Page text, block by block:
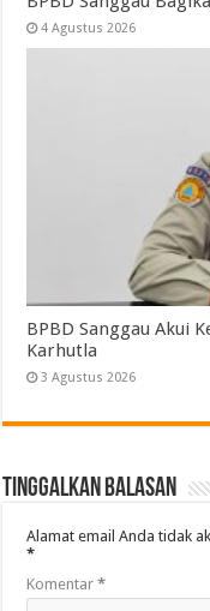
4 Agustus 2026
BPBD Sanggau Akui
Karhutla
3 Agustus 2026
Tinggalkan Balasan
Alamat email Anda tidak
*
Komentar*